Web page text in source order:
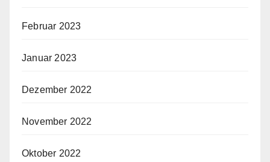
Februar 2023
Januar 2023
Dezember 2022
November 2022
Oktober 2022